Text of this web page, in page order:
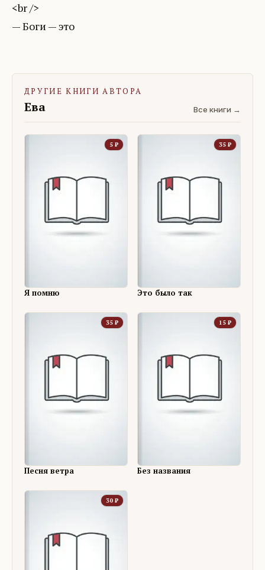
<br />
— Боги — это
ДРУГИЕ КНИГИ АВТОРА
Ева Все книги →
5 ₽
Я помню
35 ₽
Это было так
35 ₽
Песня ветра
15 ₽
Без названия
30 ₽